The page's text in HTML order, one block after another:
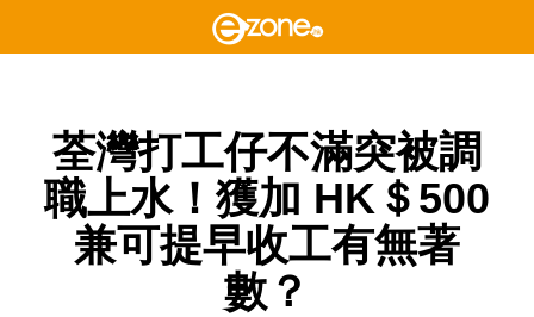
荃灣打工仔不滿突被調
職上水！獲加 HK＄500
兼可提早收工有無著
數？